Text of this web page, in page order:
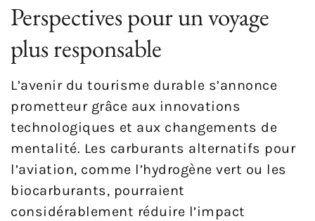
Perspectives pour un voyage
plus responsable
L’avenir du tourisme durable s’annonce
prometteur grâce aux innovations
technologiques et aux changements de
mentalité. Les carburants alternatifs pour
l’aviation, comme l’hydrogène vert ou les
biocarburants, pourraient
considérablement réduire l’impact